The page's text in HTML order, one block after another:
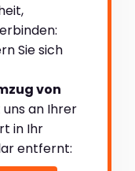
Sie sich
von
uns an Ihrer
in Ihr
entfernt: